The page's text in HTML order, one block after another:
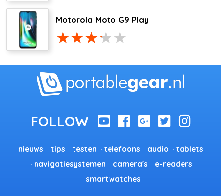
Motorola Moto G9 Play
nieuws tips testen telefoons audio
tablets
navigatiesystemen
camera's
e-readers
smartwatches